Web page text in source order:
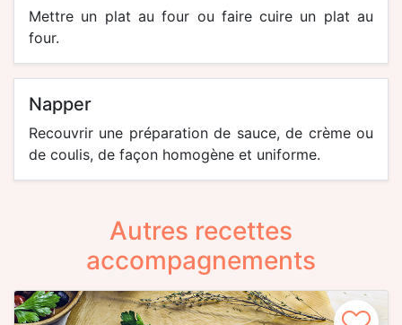
Mettre un plat au four ou faire cuire un plat au
four.
napper
Recouvrir une préparation de sauce, de crème ou
de coulis, de façon homogène et uniforme.
Autres recettes
accompagnements